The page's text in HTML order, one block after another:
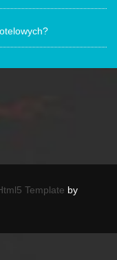
Template by